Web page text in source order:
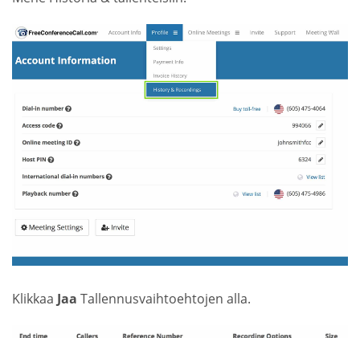
Klikkaa Jaa Tallennusvaihtoehtojen alla.